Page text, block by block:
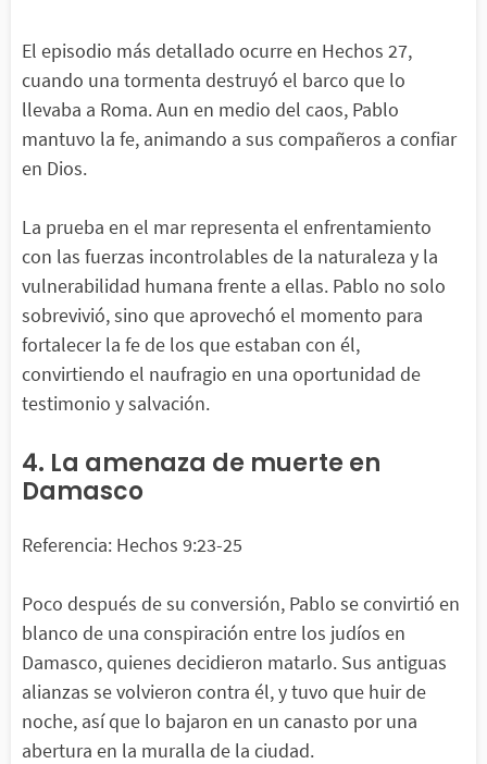
El episodio más detallado ocurre en Hechos 27,
cuando una tormenta destruyó el barco que lo
llevaba a Roma. Aun en medio del caos, Pablo
mantuvo la fe, animando a sus compañeros a confiar
en Dios.
La prueba en el mar representa el enfrentamiento
con las fuerzas incontrolables de la naturaleza y la
vulnerabilidad humana frente a ellas. Pablo no solo
sobrevivió, sino que aprovechó el momento para
fortalecer la fe de los que estaban con él,
convirtiendo el naufragio en una oportunidad de
testimonio y salvación.
4. La amenaza de muerte en
Damasco
Referencia: Hechos 9:23-25
Poco después de su conversión, Pablo se convirtió en
blanco de una conspiración entre los judíos en
Damasco, quienes decidieron matarlo. Sus antiguas
alianzas se volvieron contra él, y tuvo que huir de
noche, así que lo bajaron en un canasto por una
abertura en la muralla de la ciudad.